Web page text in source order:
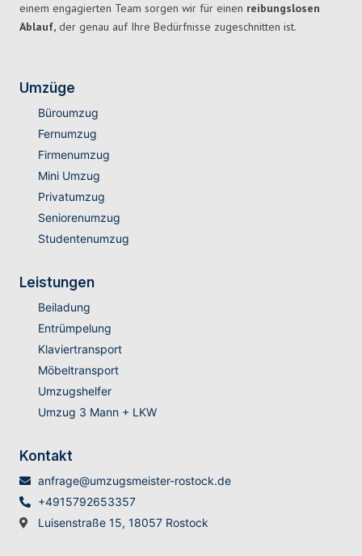
einem engagierten Team sorgen wir für einen reibungslosen
Ablauf, der genau auf Ihre Bedürfnisse zugeschnitten ist.
Umzüge
Büroumzug
Fernumzug
Firmenumzug
Mini Umzug
Privatumzug
Seniorenumzug
Studentenumzug
Leistungen
Beiladung
Entrümpelung
Klaviertransport
Möbeltransport
Umzugshelfer
Umzug 3 Mann + LKW
Kontakt
anfrage@umzugsmeister-rostock.de
+4915792653357
Luisenstraße 15, 18057 Rostock